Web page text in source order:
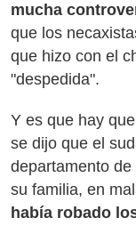
mucha
que los
que hizo con el
"despedida".
Y es que hay
se dijo que el
departamento
su familia, en
había robado